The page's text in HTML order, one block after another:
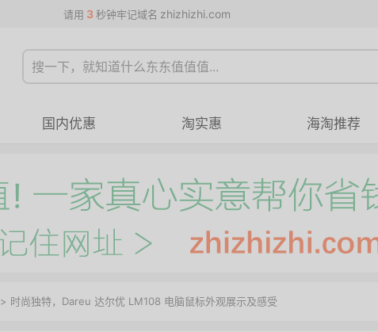
请用 3 秒钟牢记域名 zhizhizhi.com
国内优惠 淘实惠 海淘推荐
> 时尚独特，Dareu 达尔优 LM108 电脑鼠标外观展示及感受